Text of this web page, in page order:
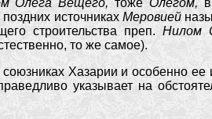
Олега Вещего,тожеОлегом,
источниках Меровией
строительства преп. Нилом
то же самое).
союзниках Хазарии и особенно ее
указывает на